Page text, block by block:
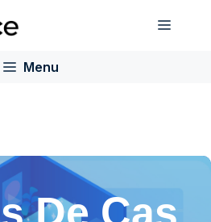
Menu
Menu
De Cas